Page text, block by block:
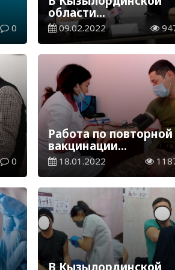
0
области
ревакцинировались
тысяч жителей
09.02.2022
0
Работа по повторной
вакцинации
продолжается
18.01.2022
В Кызылординской